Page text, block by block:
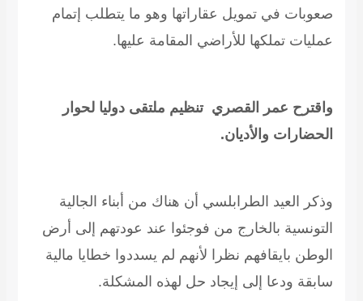
صعوبات في تمويل عقاراتها وهو ما يتطلب إتمام
عمليات تملكها للأراضي المقامة عليها.
واقترح عمر القصري تنظيم ملتقى دوليا لحوار
الحضارات والأديان.
وذكر العيد الطرابلسي أن هناك من أبناء الجالية
التونسية بالخارج من فوجئوا عند عودتهم إلى أرض
الوطن بايقافهم نظرا لأنهم لم يسددوا خطايا مالية
سابقة ودعا إلى إيجاد حل لهذه المشكلة.